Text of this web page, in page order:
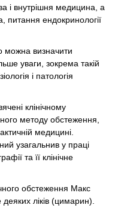
і внутрішня медицина, а
питання ендокринології
можна визначити
уваги, зокрема такій
і патологія
клінічному
методу обстеження,
медицині.
узагальнив у праці
та її клінічне
обстеження Макс
ліків (цимарин).